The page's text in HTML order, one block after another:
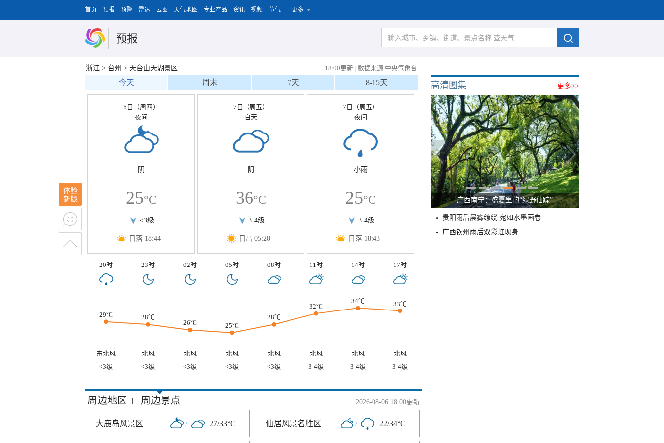
首页 预报 预警 雷达 云图 天气地图 专业产品 资讯 视频 节气 更多
预报
浙江 > 台州 > 天台山天湖景区 18:00更新 | 数据来源 中央气象台
今天 周末 7天 8-15天
6日（周四）
夜间
阴
25°C
<3级
日落 18:44
7日（周五）
白天
阴
36°C
3-4级
日出 05:20
7日（周五）
夜间
小雨
25°C
3-4级
日落 18:43
20时 23时 02时 05时 08时 11时 14时 17时
29℃ 28℃
26℃ 25℃
28℃
32℃
34℃ 33℃
东北风 北风 北风 北风 北风 北风 北风
北风
<3级
<3级 <3级 <3级 <3级 3-4级 3-4级 3-4级
周边地区 | 周边景点 2026-08-06 18:00更新
大鹿岛风景区 / 27/33°C 仙居风景名胜区 / 22/34°C
更多>>
高清图集
广西南宁：盛夏里的“绿野仙踪”
贵阳雨后晨雾缭绕 宛如水墨画卷
广西钦州雨后双彩虹现身